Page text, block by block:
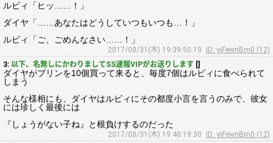
ルビィ「ヒッ……！」
ダイヤ「……あなたはどうしていつもいつも…！」
ルビィ「ご、ごめんなさい……！」
2017/08/31(木) 19:39:50.19
ID: yiFewnBm0 (12)
3: 以下、名無しにかわりましてSS速報VIPがお送りします []
ダイヤがプリンを10個買って来ると、毎度7個はルビィに食べられて
しまう
そんな様相にも、ダイヤはルビィにその都度小言を言うのみで、彼女
には珍しく最後には
『しょうがない子ね』と根負けするのだった
2017/08/31(木) 19:40:19.30
ID: yiFewnBm0 (12)